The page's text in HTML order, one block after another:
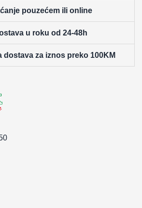
pouzećem ili online
u roku od 24-48h
dostava za iznos preko 100KM